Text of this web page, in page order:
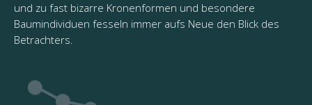
und zu fast bizarre Kronenformen und besondere
Baumindividuen fesseln immer aufs Neue den Blick des
Betrachters.